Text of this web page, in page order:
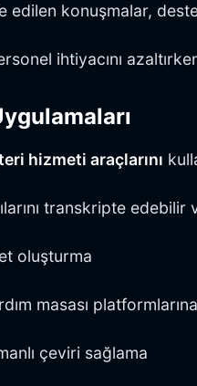
edilen konuşmalar,
ihtiyacını
hizmeti araçlarını
transkripte edebilir
oluşturma
masası
çeviri sağlama